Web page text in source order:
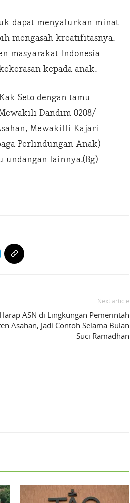
dapat menyalurkan minat
mengasah kreatifitasnya.
masyarakat Indonesia
kepada anak.
Seto dengan tamu
Dandim 0208/
Mewakilli Kajari
Perlindungan Anak)
undangan lainnya.(Bg)
Next article
ASN di Lingkungan Pemerintah
Asahan, Jadi Contoh Selama Bulan
Suci Ramadhan